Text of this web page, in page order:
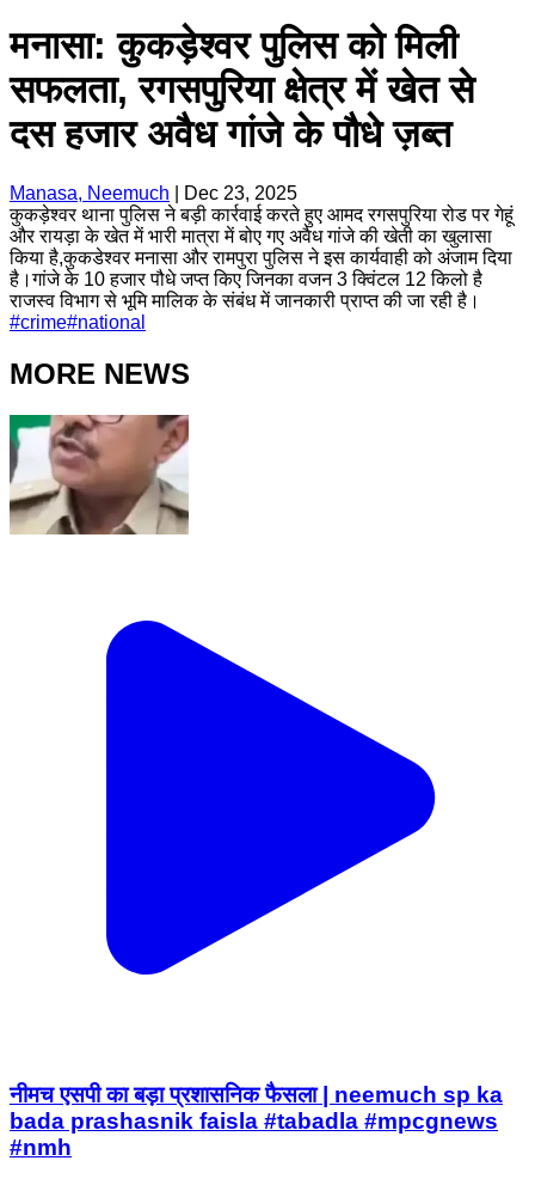
मनासा: कुकड़ेश्वर पुलिस को मिली
सफलता, रगसपुरिया क्षेत्र में खेत से
दस हजार अवैध गांजे के पौधे ज़ब्त
Manasa, Neemuch
Dec 23, 2025
कुकड़ेश्वर थाना पुलिस ने बड़ी कार्रवाई करते हुए आमद रगसपुरिया रोड पर गेहूं
और रायड़ा के खेत में भारी मात्रा में बोए गए अवैध गांजे की खेती का खुलासा
किया है,कुकडेश्वर मनासा और रामपुरा पुलिस ने इस कार्यवाही को अंजाम दिया
है।गांजे के 10 हजार पौधे जप्त किए जिनका वजन 3 क्विंटल 12 किलो है
राजस्व विभाग से भूमि मालिक के संबंध में जानकारी प्राप्त की जा रही है।
#crime#national
MORE NEWS
नीमच एसपी का बड़ा प्रशासनिक फैसला | neemuch sp ka
bada prashasnik faisla #tabadla #mpcgnews
#nmh